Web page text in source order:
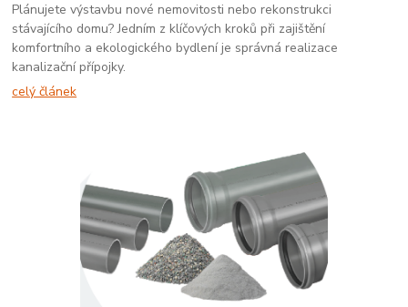
Plánujete výstavbu nové nemovitosti nebo rekonstrukci
stávajícího domu? Jedním z klíčových kroků při zajištění
komfortního a ekologického bydlení je správná realizace
kanalizační přípojky.
celý článek